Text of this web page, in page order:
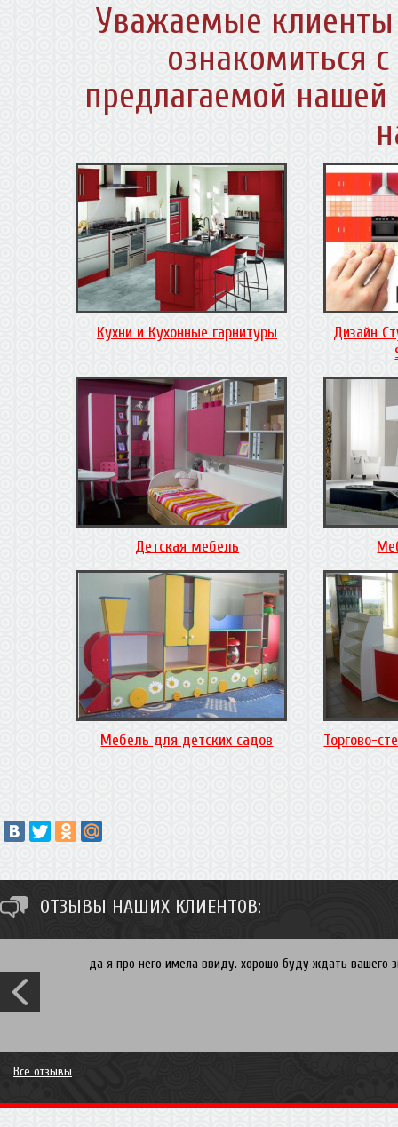
Уважаемые
ознакомиться
предлагаемой
Кухни и Кухонные гарнитуры
Дизайн
Детская мебель
Мебель для детских садов Торгово-
ОТЗЫВЫ НАШИХ КЛИЕНТОВ:
Спасибо Ирина. Вы хотите встроенный в нишу шкаф
Все отзывы